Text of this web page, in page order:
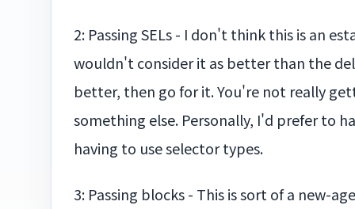
2: Passing SELs - I don't think this is an
wouldn't consider it as better than the
better, then go for it. You're not really
something else. Personally, I'd prefer to
having to use selector types.
3: Passing blocks - This is sort of a new-